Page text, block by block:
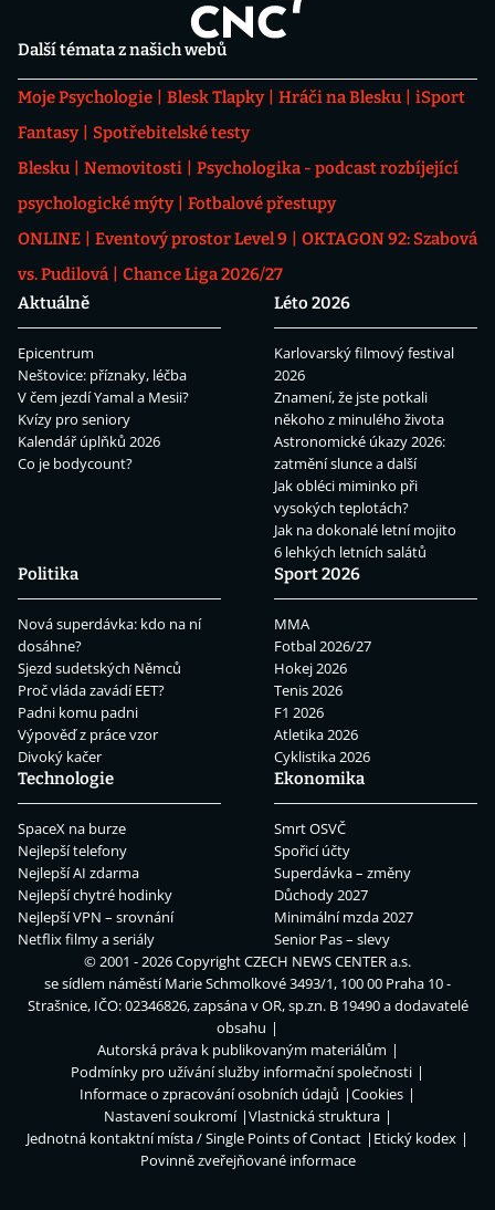
Další témata z našich webů
Moje Psychologie Blesk Tlapky Hráči na Blesku
iSport
Fantasy
Spotřebitelské testy
Blesku
Nemovitosti
Psychologika - podcast rozbíjející
psychologické mýty
Fotbalové přestupy
ONLINE
Eventový prostor Level 9
OKTAGON 92: Szabová
vs. Pudilová
Chance Liga 2026/27
Aktuálně
Epicentrum
Neštovice: příznaky, léčba
V čem jezdí Yamal a Mesii?
Kvízy pro seniory
Kalendář úplňků 2026
Co je bodycount?
Léto 2026
Karlovarský filmový festival
2026
Znamení, že jste potkali
někoho z minulého života
Astronomické úkazy 2026:
zatmění slunce a další
Jak obléci miminko při
vysokých teplotách?
Jak na dokonalé letní mojito
6 lehkých letních salátů
Politika
Nová superdávka: kdo na ní
dosáhne?
Sjezd sudetských Němců
Proč vláda zavádí EET?
Padni komu padni
Výpověď z práce vzor
Divoký kačer
Sport 2026
MMA
Fotbal 2026/27
Hokej 2026
Tenis 2026
F1 2026
Atletika 2026
Cyklistika 2026
Technologie
SpaceX na burze
Nejlepší telefony
Nejlepší AI zdarma
Nejlepší chytré hodinky
Nejlepší VPN – srovnání
Netflix filmy a seriály
Ekonomika
Smrt OSVČ
Spořicí účty
Superdávka – změny
Důchody 2027
Minimální mzda 2027
Senior Pas – slevy
© 2001 - 2026 CopyrightCZECH NEWS CENTER a.s.
se sídlem náměstí Marie Schmolkové 3493/1, 100 00 Praha 10 -
Strašnice, IČO: 02346826, zapsána v OR, sp.zn. B 19490 a dodavatelé
obsahu
Autorská práva k publikovaným materiálům
Podmínky pro užívání služby informační společnosti
Informace o zpracování osobních údajů
Cookies
Nastavení soukromí
Vlastnická struktura
Jednotná kontaktní místa / Single Points of Contact
Etický kodex
Povinně zveřejňované informace